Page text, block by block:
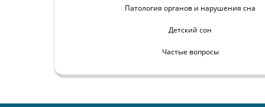
Патология органов и нарушения сна
Детский сон
Частые вопросы